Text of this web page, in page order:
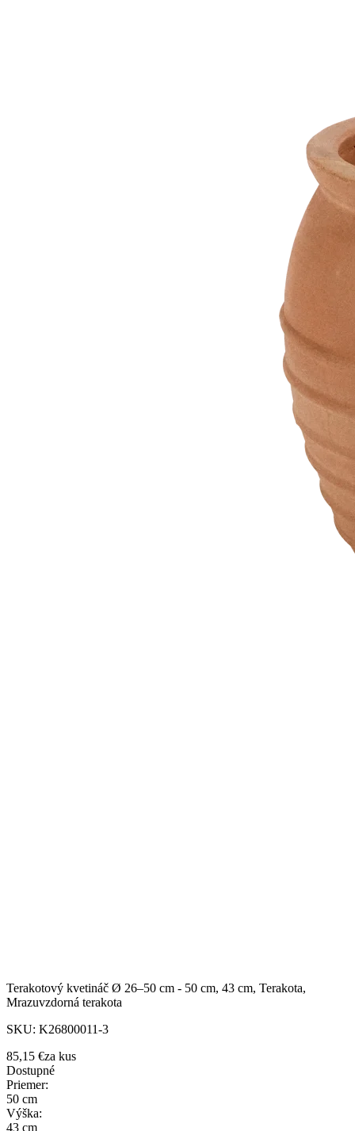
Terakotový kvetináč Ø 26–50 cm - 50 cm, 43 cm, Terakota,
Mrazuvzdorná terakota
SKU: K26800011-3
85,15 €za kus
Dostupné
Priemer:
50 cm
Výška:
43 cm